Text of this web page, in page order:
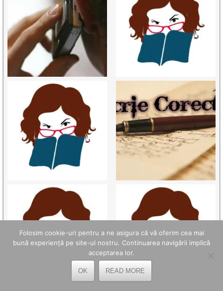
Folosim cookie-uri pentru a ne asigura că vă oferim cea mai
bună experiență pe site-ul nostru. Continuarea navigării implică
acceptarea lor.
OK READ MORE